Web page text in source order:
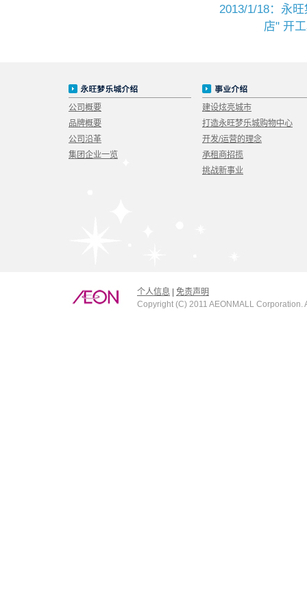
2013/1/18：永
店" 开
公司概要
品牌概要
公司沿革
集团企业一览
建设炫亮城市
打造永旺梦乐城购物中心
开发/运营的理念
承租商招揽
挑战新事业
个人信息
免责声明
Copyright (C) 2011 AEONMALL Corporation.